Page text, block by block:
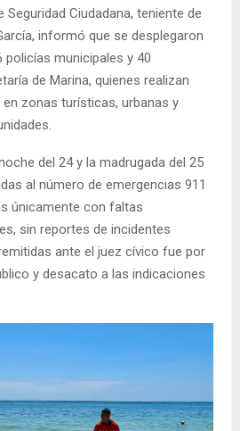
Ciudadana, teniente de
informó que se desplegaron
municipales y 40
de Marina, quienes realizan
zonas turísticas, urbanas y
del 24 y la madrugada del 25
al número de emergencias 911
únicamente con faltas
sin reportes de incidentes
ante el juez cívico fue por
y desacato a las indicaciones